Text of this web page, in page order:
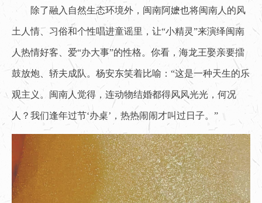
除了融入自然生态环境外，闽南阿嬷也将闽南人的风
土人情、习俗和个性唱进童谣里，让“小精灵”来演绎闽南
人热情好客、爱“办大事”的性格。你看，海龙王娶亲要擂
鼓放炮、轿夫成队。杨安东笑着比喻：“这是一种天生的乐
观主义。闽南人觉得，连动物结婚都得风风光光，何况
人？我们逢年过节‘办桌’，热热闹闹才叫过日子。”